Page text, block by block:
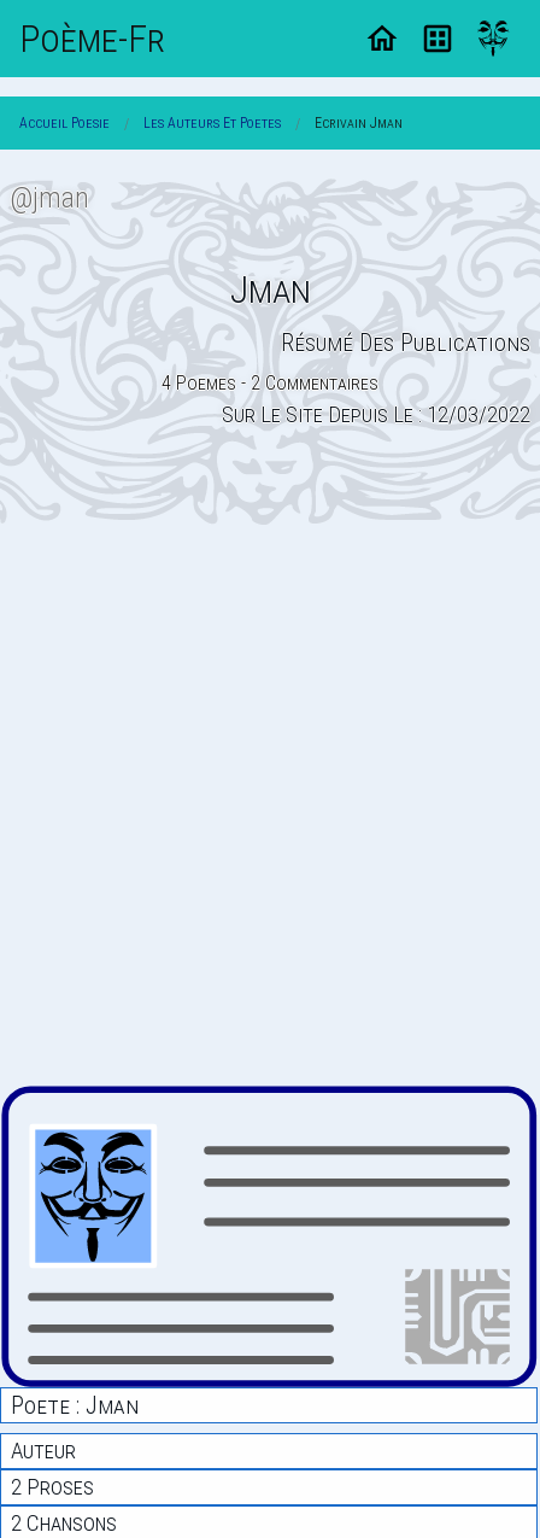
Poème-Fr
Accueil Poesie Les Auteurs Et Poetes Ecrivain Jman
Jman
@jman
Résumé Des Publications
4 Poemes - 2 Commentaires
Sur Le Site Depuis Le : 12/03/2022
Poete : Jman
Auteur
2 Proses
2 Chansons